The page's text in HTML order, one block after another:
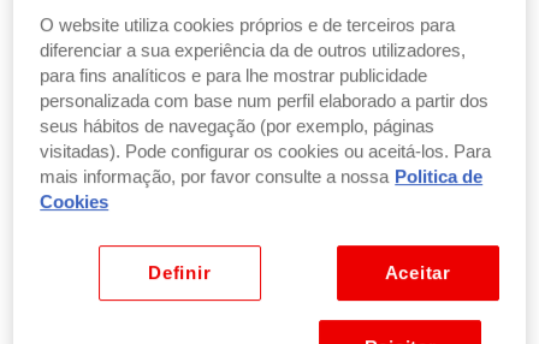
Ajuste a luminosidade do ecrã e a nitidez da imagem
para evitar fazer demasiado esforço enquanto olha
para o seu dispositivo.
Garanta que o ambiente onde está tem luz suficiente –
evite ambientes escuros e ecrãs com luminosidade no
máximo.
4. Coloque o ecrã ao nível dos olhos
É essencial manter o ecrã do computador ao nível dos
olhos se trabalhar na mesma postura várias horas,
O website utiliza cookies próprios e de terceiros para
diferenciar a sua experiência da de outros utilizadores,
para fins analíticos e para lhe mostrar publicidade
personalizada com base num perfil elaborado a partir dos
seus hábitos de navegação (por exemplo, páginas
visitadas). Pode configurar os cookies ou aceitá-los. Para
mais informação, por favor consulte a nossa Politica de
Cookies
Aceitar
Definir